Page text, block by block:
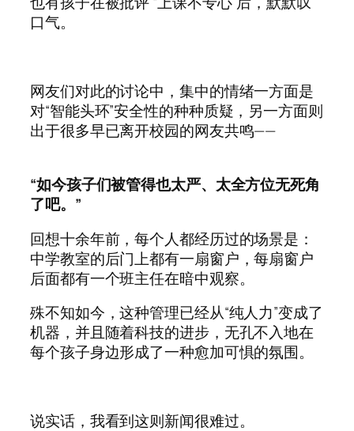
口气。
网友们对此的讨论中，集中的情绪一方面是
对“智能头环”安全性的种种质疑，另一方面则
出于很多早已离开校园的网友共鸣——
“如今孩子们被管得也太严、太全方位无死角
了吧。”
回想十余年前，每个人都经历过的场景是：
中学教室的后门上都有一扇窗户，每扇窗户
后面都有一个班主任在暗中观察。
殊不知如今，这种管理已经从“纯人力”变成了
机器，并且随着科技的进步，无孔不入地在
每个孩子身边形成了一种愈加可惧的氛围。
说实话，我看到这则新闻很难过。